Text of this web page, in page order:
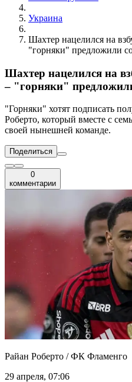
Украина
Шахтер нацелился на
"горняки" предложили
Шахтер нацелился на
– "горняки"
"Горняки" хотят подписать
Роберто, который вместе с
своей нынешней команде.
Поделиться
0
комментарии
Райан Роберто / ФК Фламенго
29 апреля, 07:06